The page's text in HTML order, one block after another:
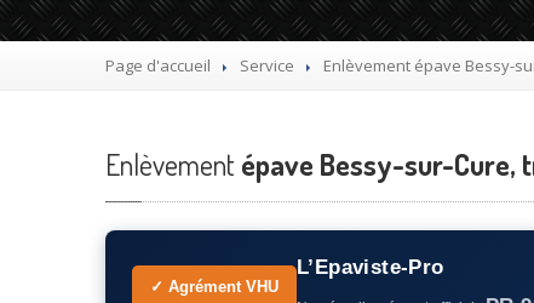
Page d'accueil Service Enlèvement épave Bessy-
Enlèvement épave Bessy-sur-Cure,
✓ Agrément VHU
L’Epaviste-Pro